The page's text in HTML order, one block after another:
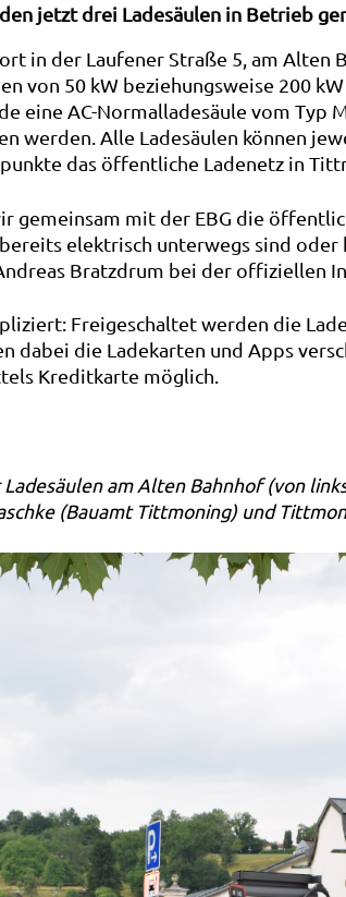
jetzt drei Ladesäulen in Betrieb
in der Laufener Straße 5, am
von 50 kW beziehungsweise 200
eine AC-Normalladesäule vom
werden. Alle Ladesäulen können
das öffentliche Ladenetz in
gemeinsam mit der EBG die
elektrisch unterwegs sind
Bratzdrum bei der offiziellen
Freigeschaltet werden die
dabei die Ladekarten und Apps
Kreditkarte möglich.
am Alten Bahnhof (von
(Bauamt Tittmoning) und